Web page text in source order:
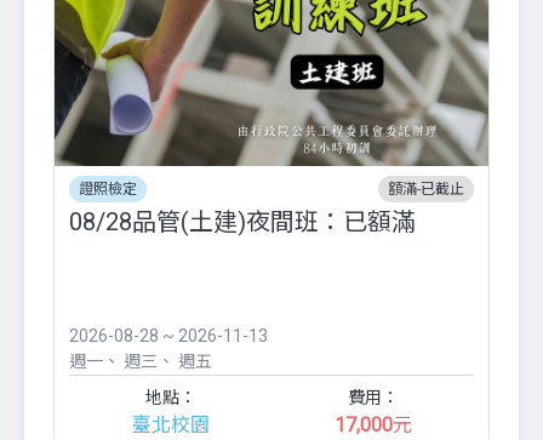
證照檢定 額滿-已截止
08/28品管(土建)夜間班：已額滿
2026-08-28 ~ 2026-11-13
週一
週三
週五
地點：
臺北校園
費用：
17,000元